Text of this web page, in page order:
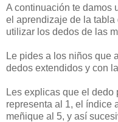
A continuación te damos
el aprendizaje de la
utilizar los dedos de las
Le pides a los niños que
dedos extendidos y con
Les explicas que el
representa al 1, el índice
meñique al 5, y así